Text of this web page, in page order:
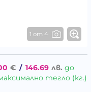
1 от 4
€ / 146.69 лв. до
тегло (кг.)